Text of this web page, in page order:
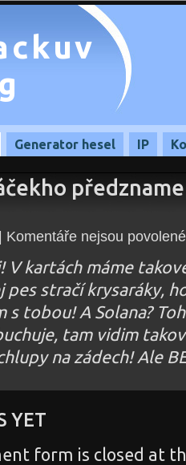
Generator hesel IP
Komentáře nejsou povolené
V kartách máme
pes stračí krysaráky,
s tobou! A Solana?
tam vidim
na zádech! Ale
YET
form is closed at